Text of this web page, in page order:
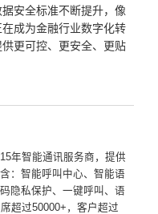
安全标准不断提升，像
成为金融行业数字化转
更可控、更安全、更贴
年智能通讯服务商，提供
：智能呼叫中心、智能语
隐私保护、一键呼叫、语
超过50000+，客户超过